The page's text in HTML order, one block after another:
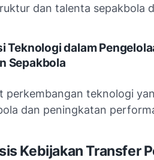
dan talenta sepakbola
Teknologi dalam
Sepakbola
perkembangan teknologi
dan peningkatan
Kebijakan Transfer